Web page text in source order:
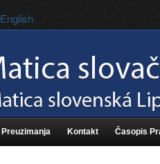
Preuzimanja Kontakt Časopis
English